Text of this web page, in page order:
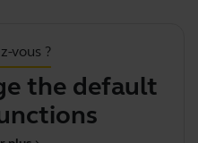
vous ?
the default
on yo